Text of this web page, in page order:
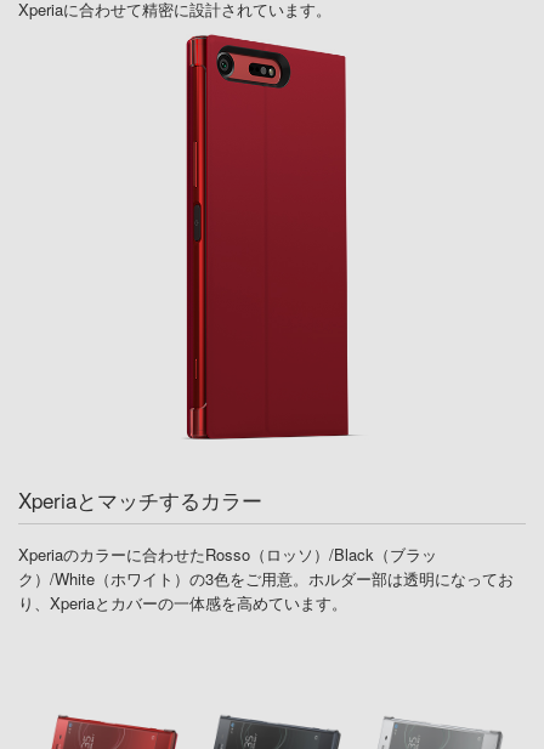
Xperiaに合わせて精密に設計されています。
Xperiaとマッチするカラー
Xperiaのカラーに合わせたRosso（ロッソ）/Black（ブラッ
ク）/White（ホワイト）の3色をご用意。ホルダー部は透明になってお
り、Xperiaとカバーの一体感を高めています。